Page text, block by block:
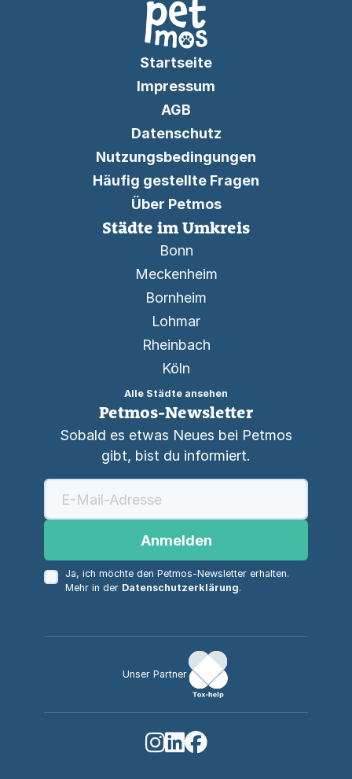
Startseite
Impressum
AGB
Datenschutz
Nutzungsbedingungen
Häufig gestellte Fragen
Über Petmos
Städte im Umkreis
Bonn
Meckenheim
Bornheim
Lohmar
Rheinbach
Köln
Alle Städte ansehen
Petmos-Newsletter
Sobald es etwas Neues bei Petmos
gibt, bist du informiert.
Anmelden
Ja, ich möchte den Petmos-Newsletter erhalten.
Mehr in der Datenschutzerklärung.
Unser Partner